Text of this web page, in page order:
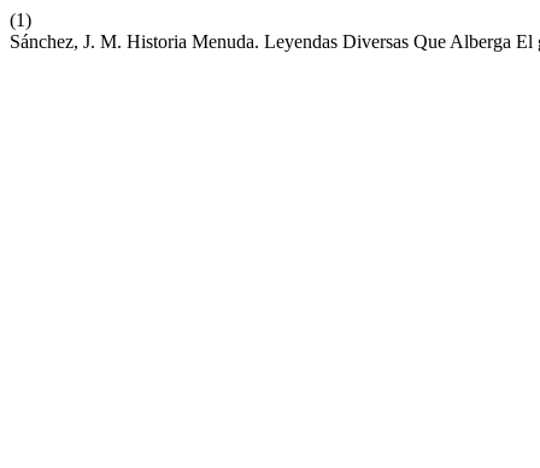
(1)
Sánchez, J. M. Historia Menuda. Leyendas Diversas Que Alberga